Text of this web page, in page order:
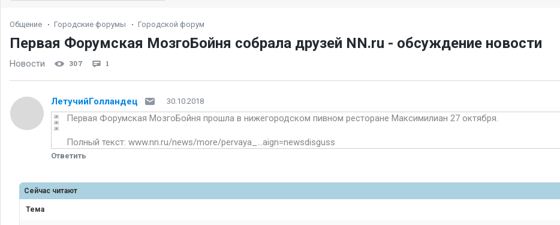
Общение Городские форумы Городской форум
Первая Форумская МозгоБойня собрала друзей NN.ru - обсуждение новости
Новости 307 1
ЛетучийГолландец 30.10.2018
Первая Форумская МозгоБойня прошла в нижегородском пивном ресторане Максимилиан 27 октября.
Полный текст: www.nn.ru/news/more/pervaya_...aign=newsdisguss
Ответить
Сейчас читают
Тема